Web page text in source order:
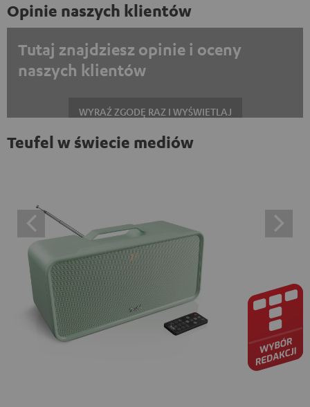
Opinie naszych klientów
Tutaj znajdziesz opinie i oceny
naszych klientów
WYRAŹ ZGODĘ RAZ I WYŚWIETLAJ
Zawsze wyświetlać treści zewnętrzne? Włącz tę opcję w ustawieniach
tutaj za pomocą jednego kliknięcia. Kliknięcie na treść
oznacza wyrażenie zgody na wyświetlanie treści
zewnętrznych. Oznacza to, że dane osobowe mogą być
przesyłane do platform osób trzecich. Więcej informacji
na ten temat można znaleźć w naszej polityce
prywatności.
Teufel w świecie mediów